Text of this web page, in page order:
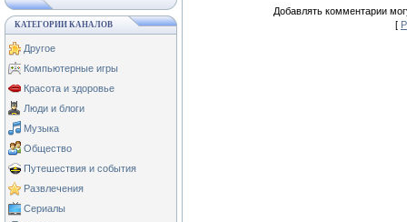
КАТЕГОРИИ КАНАЛОВ
Другое
Компьютерные игры
Красота и здоровье
Люди и блоги
Музыка
Общество
Путешествия и события
Развлечения
Сериалы
Добавлять комментарии
[